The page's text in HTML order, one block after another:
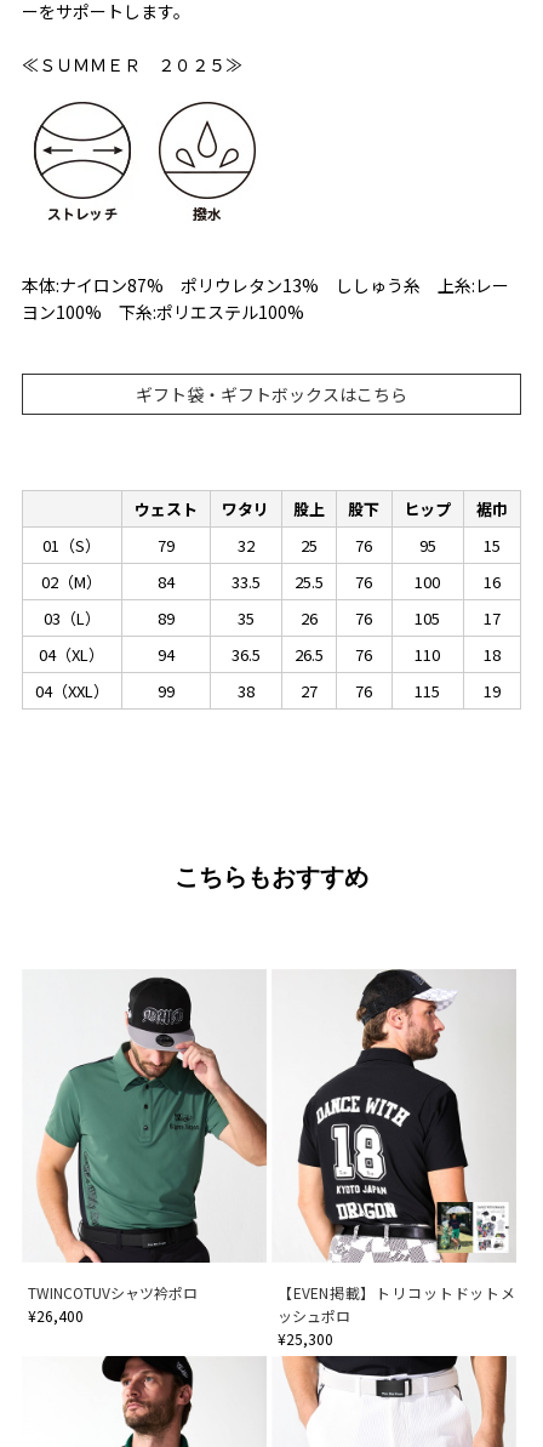
ーをサポートします。
≪ＳＵＭＭＥＲ ２０２５≫
本体:ナイロン87% ポリウレタン13% ししゅう糸 上糸:レー
ヨン100% 下糸:ポリエステル100%
ギフト袋・ギフトボックスはこちら
ウェスト ワタリ 股上 股下 ヒップ
裾巾
01（S）
79 32 25 76 95
15
02（M）
84 33.5 25.5 76 100
16
03（L）
89 35 26 76 105
17
04（XL）
94 36.5 26.5 76 110
18
04（XXL）
99 38 27 76 115 19
こちらもおすすめ
TWINCOTUVシャツ衿ポロ
¥26,400
【EVEN掲載】トリコットドットメ
ッシュポロ
¥25,300